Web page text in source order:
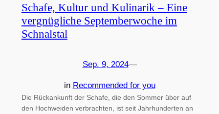
Schafe, Kultur und Kulinarik – Eine
vergnügliche Septemberwoche im
Schnalstal
Sep. 9, 2024—
in Recommended for you
Die Rückankunft der Schafe, die den Sommer über auf
den Hochweiden verbrachten, ist seit Jahrhunderten an